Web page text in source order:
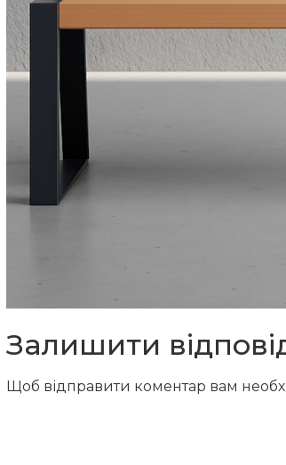
Залишити
Щоб відправити коментар вам